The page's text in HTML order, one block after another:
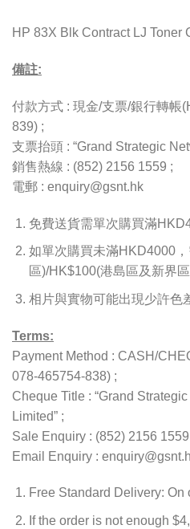
HP 83X Blk Contract LJ Toner
備註:
付款方式 : 現金/支票/銀行轉帳
839) ;
支票抬頭 : “Grand Strategic
銷售熱線 : (852) 2156 1559 ;
電郵 : enquiry@gsnt.hk
免費送貨需單次購買滿
如單次購買未滿HKD4000
區)/HK$100(港島區及新界
相片與實物可能出現少許色
Terms:
Payment Method : CASH/
078-465754-838) ;
Cheque Title : “Grand
Limited” ;
Sale Enquiry : (852) 2156 1559
Email Enquiry :
Free Standard Delivery: On
If the order is not enough